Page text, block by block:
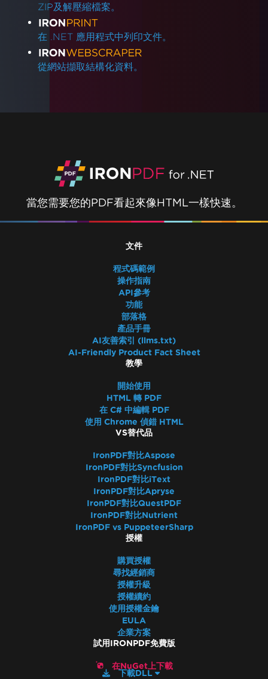
ZIP及解壓縮檔案。
在 .NET 應用程式中列印文件。
從網站擷取結構化資料。
當您需要您的PDF看起來像HTML一樣快速。
文件
程式碼範例
操作指南
API參考
功能
部落格
產品手冊
AI友善索引 (llms.txt)
AI-Friendly Product Fact Sheet
教學
開始使用
HTML 轉 PDF
在 C# 中編輯 PDF
使用 Chrome 偵錯 HTML
VS替代品
IronPDF對比Aspose
IronPDF對比Syncfusion
IronPDF對比iText
IronPDF對比Apryse
IronPDF對比QuestPDF
IronPDF對比Nutrient
IronPDF vs PuppeteerSharp
授權
購買授權
尋找經銷商
授權升級
授權續約
使用授權金鑰
EULA
企業方案
試用IRONPDF免費版
在NuGet上下載
下載DLL